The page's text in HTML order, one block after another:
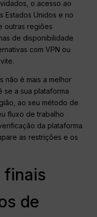
o acesso ao
Estados Unidos e no
outras regiões
de disponibilidade
com VPN ou
não é mais a melhor
se a sua plataforma
ao seu método de
fluxo de trabalho
da plataforma
as restrições e os
finais
de